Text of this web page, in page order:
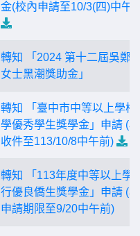
金(校內申請至10/3(四)中午
轉知 「2024 第十二屆吳鄭
女士黑潮獎助金」
轉知 「臺中市中等以上學校
學優秀學生獎學金」申請 (
收件至113/10/8中午前)
轉知 「113年度中等以上學
行優良僑生獎學金」申請 (
申請期限至9/20中午前)